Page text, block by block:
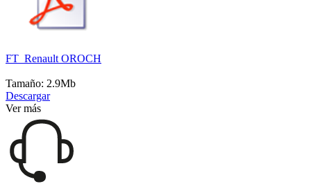
FT_Renault OROCH
Tamaño: 2.9Mb
Descargar
Ver más